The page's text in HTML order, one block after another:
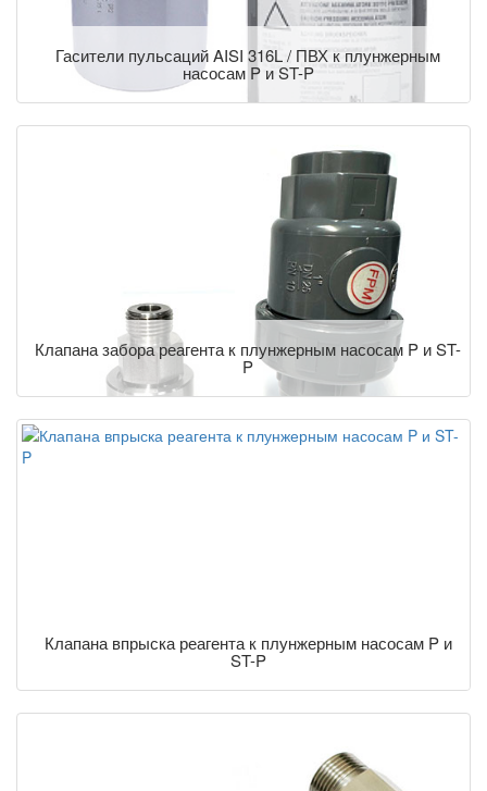
Гасители пульсаций AISI 316L / ПВХ к плунжерным
насосам P и ST-P
Клапана забора реагента к плунжерным насосам P и ST-
P
Клапана впрыска реагента к плунжерным насосам P и
ST-P